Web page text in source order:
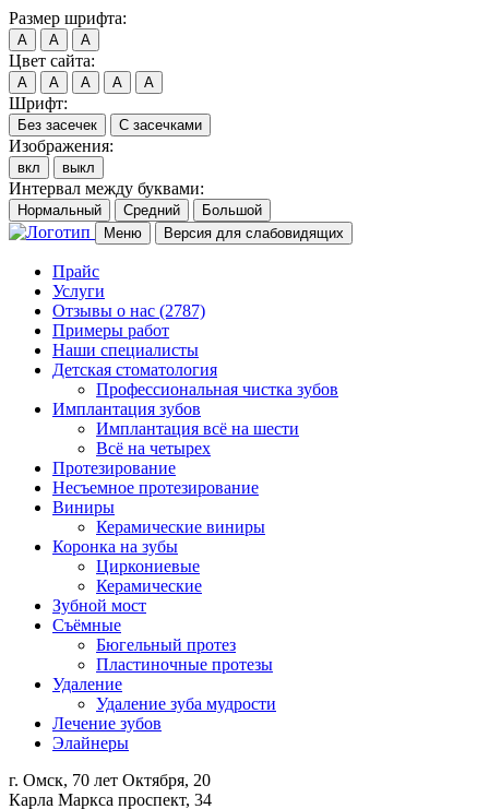
Размер шрифта:
A A A
Цвет сайта:
A A A A A
Шрифт:
Без засечек С засечками
Изображения:
вкл выкл
Интервал между буквами:
Нормальный Средний
Большой
Меню
Версия для слабовидящих
Прайс
Услуги
Отзывы о нас (2787)
Примеры работ
Наши специалисты
Детская стоматология
Профессиональная чистка зубов
Имплантация зубов
Имплантация всё на шести
Всё на четырех
Протезирование
Несъемное протезирование
Виниры
Керамические виниры
Коронка на зубы
Циркониевые
Керамические
Зубной мост
Съёмные
Бюгельный протез
Пластиночные протезы
Удаление
Удаление зуба мудрости
Лечение зубов
Элайнеры
г. Омск, 70 лет Октября, 20
Карла Маркса проспект, 34